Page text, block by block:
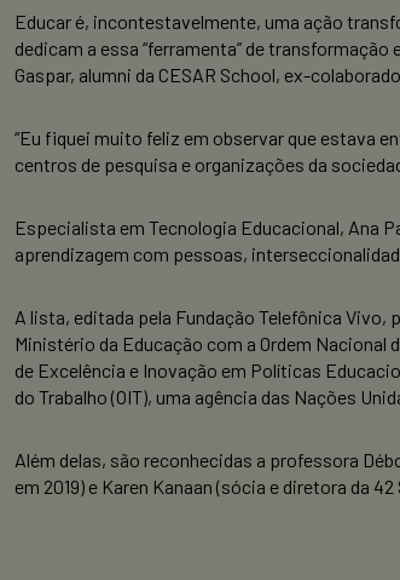
Educar é, incontestavelmente, uma ação
dedicam a essa “ferramenta” de
Gaspar, alumni da CESAR School, ex-
“Eu fiquei muito feliz em observar que estava
centros de pesquisa e organizações da
Especialista em Tecnologia Educacional, Ana
aprendizagem com pessoas,
A lista, editada pela Fundação Telefônica Vivo,
Ministério da Educação com a Ordem
de Excelência e Inovação em Políticas
do Trabalho (OIT), uma agência das Nações
Além delas, são reconhecidas a professora
em 2019) e Karen Kanaan (sócia e diretora da